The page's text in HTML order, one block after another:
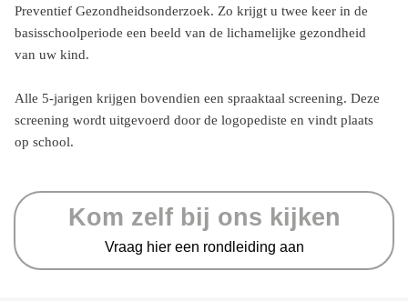
Preventief Gezondheidsonderzoek. Zo krijgt u twee keer in de
basisschoolperiode een beeld van de lichamelijke gezondheid
van uw kind.
Alle 5-jarigen krijgen bovendien een spraaktaal screening. Deze
screening wordt uitgevoerd door de logopediste en vindt plaats
op school.
Kom zelf bij ons kijken
Vraag hier een rondleiding aan